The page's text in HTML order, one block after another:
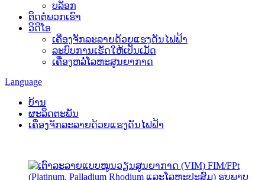
ບລັອກ
ຕິດຕໍ່ພວກເຮົາ
ວິດີໂອ
ເຄື່ອງຈັກລະລາຍດ້ວຍແຮງດັນໄຟຟ້າ
ລະບົບການເຮັດໃຫ້ເປັນເມັດ
ເຄື່ອງຫລໍ່ໂລຫະສູນຍາກາດ
Language
ບ້ານ
ຜະລິດຕະພັນ
ເຄື່ອງຈັກລະລາຍດ້ວຍແຮງດັນໄຟຟ້າ